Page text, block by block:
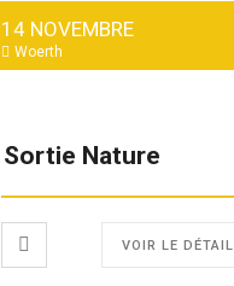
14 NOVEMBRE
Woerth
Sortie Nature
VOIR LE DÉTAIL